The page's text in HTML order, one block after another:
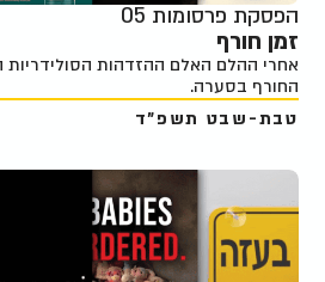
הפסקת פרסומות 05
זמן חורף
אחרי ההלם האלם ההזדהות הסולידריות
החורף בסערה.
טבת-שבט תשפ"ד